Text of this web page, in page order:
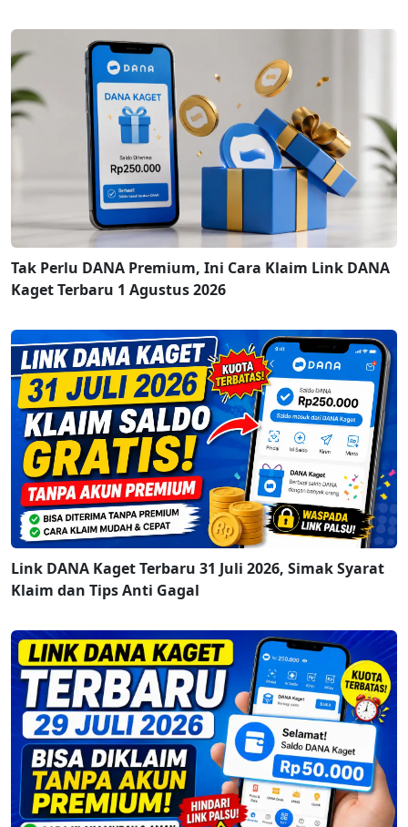
Tak Perlu DANA Premium, Ini Cara Klaim Link DANA
Kaget Terbaru 1 Agustus 2026
Link DANA Kaget Terbaru 31 Juli 2026, Simak Syarat
Klaim dan Tips Anti Gagal